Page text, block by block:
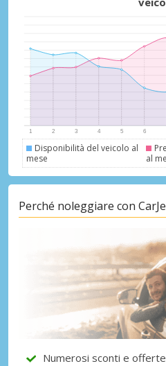
Sconti speciali
Accedi alle offerte
fornitori
Disponibilità del veicolo al
mese
al
Perché noleggiare con
Numerosi sconti e